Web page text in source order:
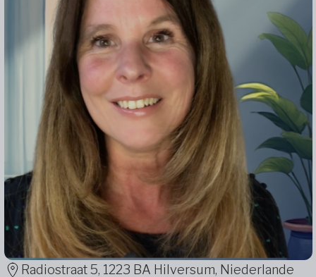
Radiostraat 5, 1223 BA Hilversum, Niederlande